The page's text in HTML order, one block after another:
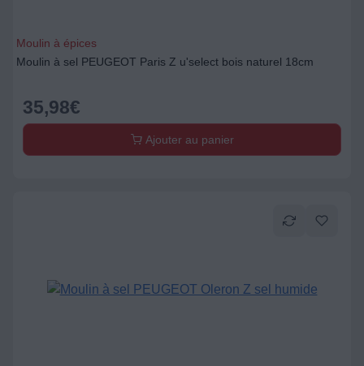
Moulin à épices
Moulin à sel PEUGEOT Paris Z u'select bois naturel 18cm
35,98€
Ajouter au panier